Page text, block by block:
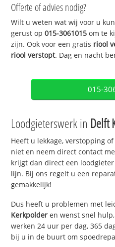
Offerte of advies nodig?
Wilt u weten wat wij voor u
gerust op015-3061015 om te
zijn. Ook voor een gratis riool
riool verstopt. Dag en nacht
015-
Loodgieterswerk in Delft
Heeft u lekkage, verstopping
niet en neem direct contact
krijgt dan direct een
lijn. Bij ons regelt u een
gemakkelijk!
Dus heeft u problemen met
Kerkpolder en wenst snel
werken 24 uur per dag, 365
bij u in de buurt om